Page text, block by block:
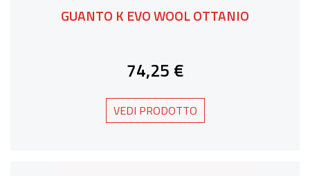
GUANTO K EVO WOOL OTTANIO
74,25 €
VEDI PRODOTTO